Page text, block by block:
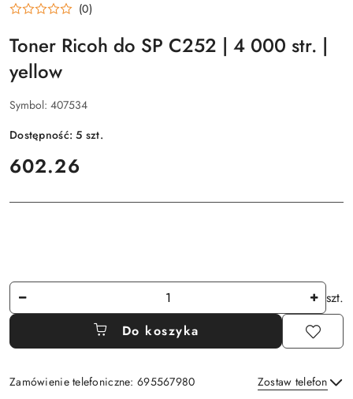
(0)
Toner Ricoh do SP C252 | 4 000 str. |
yellow
Symbol: 407534
Dostępność:5 szt.
cena:
602.26
Ilość
szt.
Do koszyka
Zamówienie telefoniczne: 695567980 Zostaw telefon